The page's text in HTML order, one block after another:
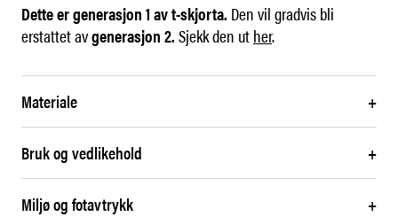
Dette er generasjon 1 av t-skjorta. Den vil gradvis bli
erstattet avgenerasjon 2.Sjekk den uther.
Materiale +
Bruk og vedlikehold +
Miljø og fotavtrykk +